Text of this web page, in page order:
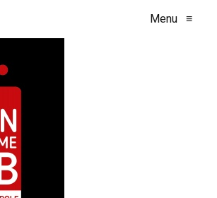
Menu ≡